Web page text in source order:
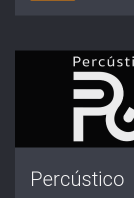
Percústico